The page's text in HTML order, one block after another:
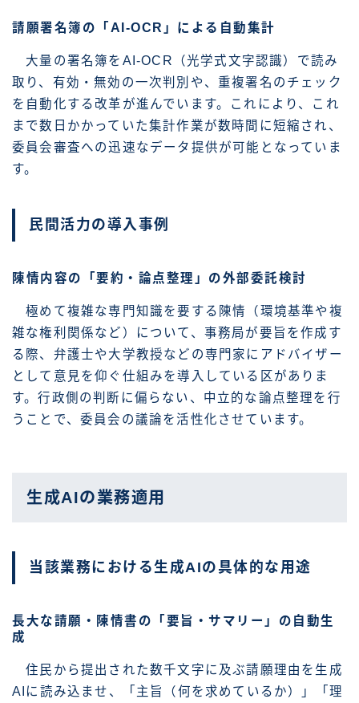
請願署名簿の「AI-OCR」による自動集計
大量の署名簿をAI-OCR（光学式文字認識）で読み
取り、有効・無効の一次判別や、重複署名のチェック
を自動化する改革が進んでいます。これにより、これ
まで数日かかっていた集計作業が数時間に短縮され、
委員会審査への迅速なデータ提供が可能となっていま
す。
民間活力の導入事例
陳情内容の「要約・論点整理」の外部委託検討
極めて複雑な専門知識を要する陳情（環境基準や複
雑な権利関係など）について、事務局が要旨を作成す
る際、弁護士や大学教授などの専門家にアドバイザー
として意見を仰ぐ仕組みを導入している区がありま
す。行政側の判断に偏らない、中立的な論点整理を行
うことで、委員会の議論を活性化させています。
生成AIの業務適用
当該業務における生成AIの具体的な用途
長大な請願・陳情書の「要旨・サマリー」の自動生
成
住民から提出された数千文字に及ぶ請願理由を生成
AIに読み込ませ、「主旨（何を求めているか）」「理